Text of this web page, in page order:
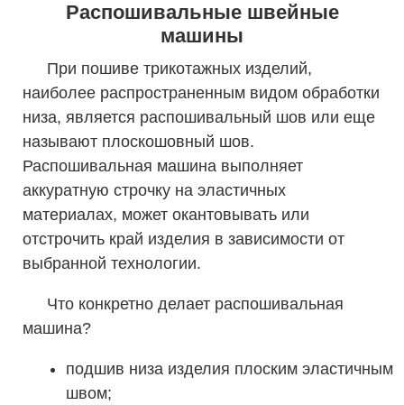
Распошивальные швейные
машины
При пошиве трикотажных изделий,
наиболее распространенным видом обработки
низа, является распошивальный шов или еще
называют плоскошовный шов.
Распошивальная машина выполняет
аккуратную строчку на эластичных
материалах, может окантовывать или
отстрочить край изделия в зависимости от
выбранной технологии.
Что конкретно делает распошивальная
машина?
подшив низа изделия плоским эластичным
швом;